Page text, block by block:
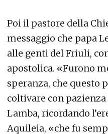
Poi il pastore della
messaggio che papa
alle genti del Friuli,
apostolica. «Furono
speranza, che questo
coltivare con
Lamba, ricordando
Aquileia, «che fu